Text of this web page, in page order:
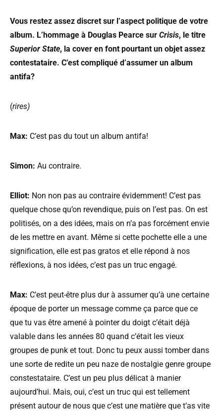
Vous restez assez discret sur l’aspect politique de votre
album. L’hommage à Douglas Pearce sur Crisis, le titre
Superior State, la cover en font pourtant un objet assez
contestataire. C’est compliqué d’assumer un album
antifa?
(rires)
Max: C’est pas du tout un album antifa!
Simon: Au contraire.
Elliot: Non non pas au contraire évidemment! C’est pas
quelque chose qu’on revendique, puis on l’est pas. On est
politisés, on a des idées, mais on n’a pas forcément envie
de les mettre en avant. Même si cette pochette elle a une
signification, elle est pas gratos et elle répond à nos
réflexions, à nos idées, c’est pas un truc engagé.
Max: C’est peut-être plus dur à assumer qu’à une certaine
époque de porter un message comme ça parce que ce
que tu vas être amené à pointer du doigt c’était déjà
valable dans les années 80 quand c’était les vieux
groupes de punk et tout. Donc tu peux aussi tomber dans
une sorte de redite un peu naze de nostalgie genre groupe
constestataire. C’est un peu plus délicat à manier
aujourd’hui. Mais, oui, c’est un truc qui est tellement
présent autour de nous que c’est une matière que t’as vite